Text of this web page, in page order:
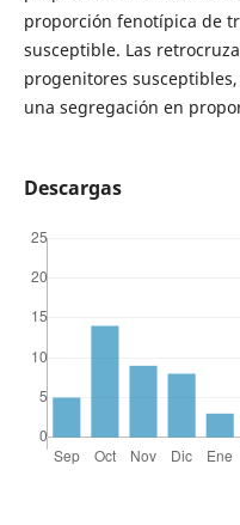
proporción fenotípica de
susceptible. Las
progenitores
una segregación en
Descargas